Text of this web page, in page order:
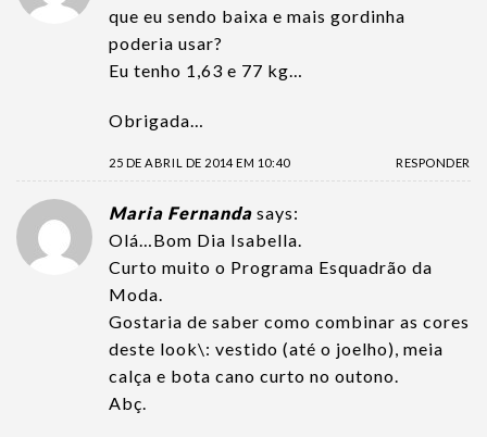
que eu sendo baixa e mais gordinha
poderia usar?
Eu tenho 1,63 e 77 kg…
Obrigada…
25 DE ABRIL DE 2014 EM 10:40 RESPONDER
Maria Fernanda says:
Olá…Bom Dia Isabella.
Curto muito o Programa Esquadrão da
Moda.
Gostaria de saber como combinar as cores
deste look\: vestido (até o joelho), meia
calça e bota cano curto no outono.
Abç.